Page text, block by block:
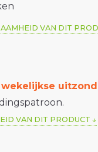
VAN DIT
wekelijkse
VAN DIT PRODUCT